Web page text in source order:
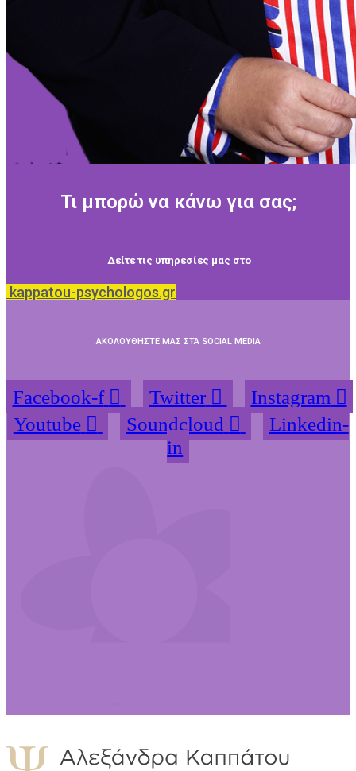
Τι μπορώ να κάνω για σας;
Δείτε τις υπηρεσίες μας στο
kappatou-psychologos.gr
ΑΚΟΛΟΥΘΗΣΤΕ ΜΑΣ ΣΤΑ SOCIAL MEDIA
Facebook-f Twitter
Instagram
Youtube
Soundcloud
Linkedin-
in